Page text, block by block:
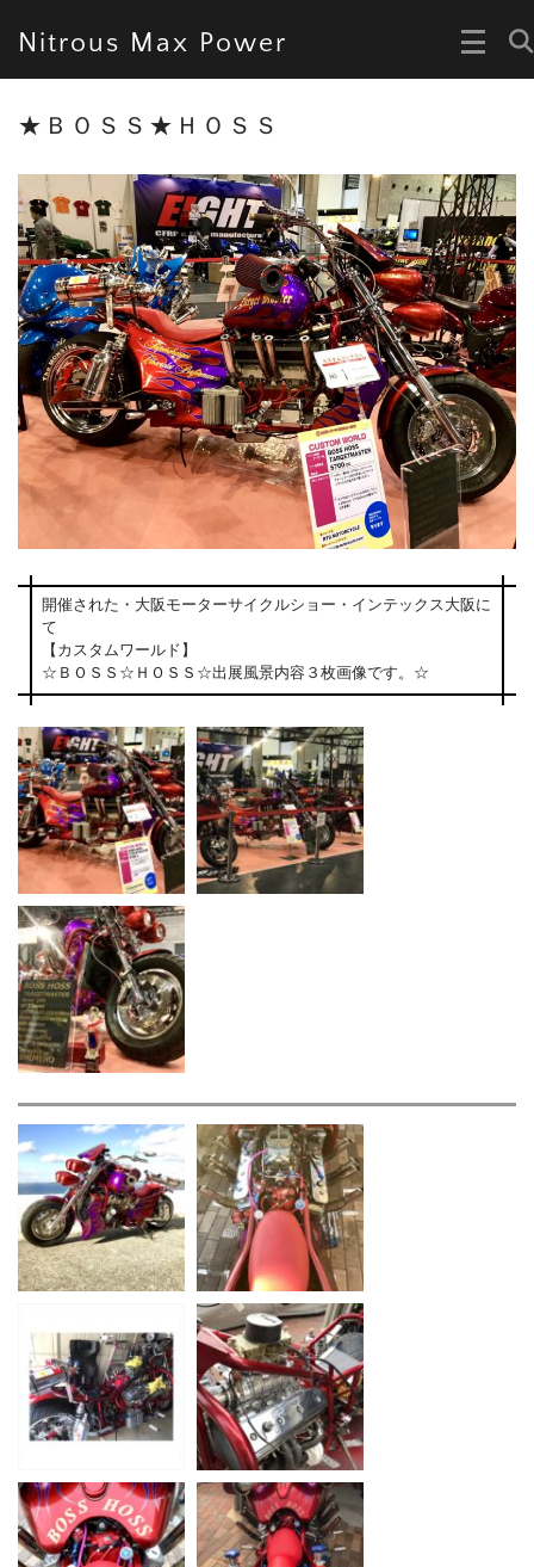
Nitrous Max Power
★ＢＯＳＳ★ＨＯＳＳ
開催された・大阪モーターサイクルショー・インテックス大阪に
て
【カスタムワールド】
☆ＢＯＳＳ☆ＨＯＳＳ☆出展風景内容３枚画像です。☆